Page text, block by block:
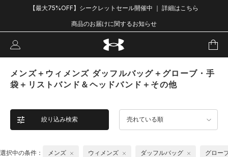
【最大75%OFF】シークレットセール開催中 ｜ 詳細はこちら
商品のお届けに関するお知らせ
メンズ＋ウィメンズ ダッフルバッグ＋グローブ・手
袋＋リストバンド＆ヘッドバンド＋その他
絞り込み検索 売れている順
選択中の条件： メンズ ウィメンズ ダッフルバッグ グロー